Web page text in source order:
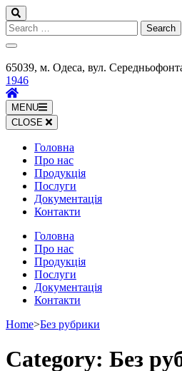
Skip
to
content
(Press
Enter)
Search
for:
65039, м. Одеса, вул.
1946
MENU
CLOSE
Головна
Про нас
Продукція
Послуги
Документація
Контакти
Головна
Про нас
Продукція
Послуги
Документація
Контакти
Home>Без рубрики
Category: Без